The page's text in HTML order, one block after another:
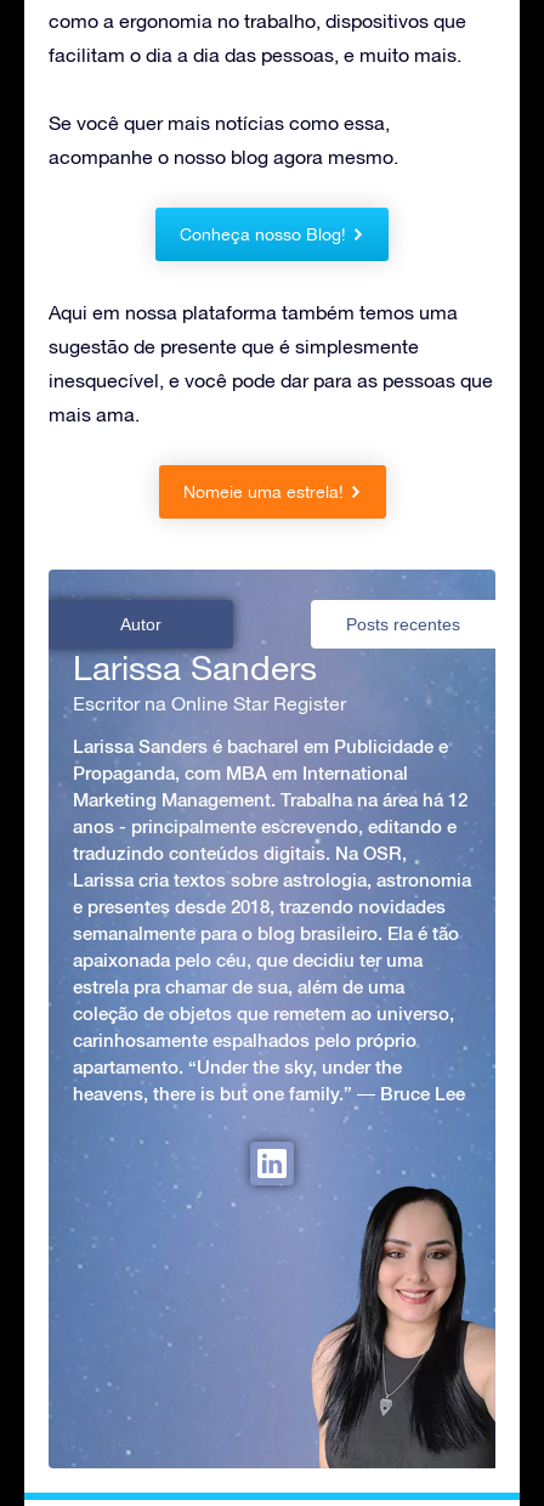
como a ergonomia no trabalho, dispositivos que
facilitam o dia a dia das pessoas, e muito mais.
Se você quer mais notícias como essa,
acompanhe o nosso blog agora mesmo.
Conheça nosso Blog!
Aqui em nossa plataforma também temos uma
sugestão de presente que é simplesmente
inesquecível, e você pode dar para as pessoas que
mais ama.
Nomeie uma estrela!
Autor Posts recentes
Larissa Sanders
Escritor na Online Star Register
Larissa Sanders é bacharel em Publicidade e
Propaganda, com MBA em International
Marketing Management. Trabalha na área há 12
anos - principalmente escrevendo, editando e
traduzindo conteúdos digitais. Na OSR,
Larissa cria textos sobre astrologia, astronomia
e presentes desde 2018, trazendo novidades
semanalmente para o blog brasileiro. Ela é tão
apaixonada pelo céu, que decidiu ter uma
estrela pra chamar de sua, além de uma
coleção de objetos que remetem ao universo,
carinhosamente espalhados pelo próprio
apartamento. “Under the sky, under the
heavens, there is but one family.” ― Bruce Lee